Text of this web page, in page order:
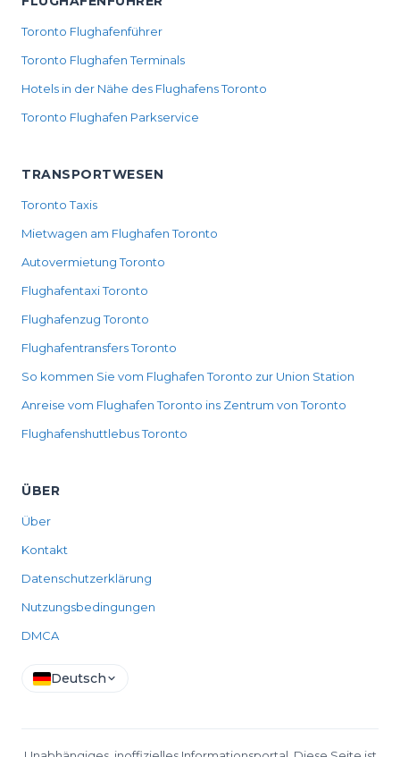
Toronto Flughafenführer
Toronto Flughafen Terminals
Hotels in der Nähe des Flughafens Toronto
Toronto Flughafen Parkservice
TRANSPORTWESEN
Toronto Taxis
Mietwagen am Flughafen Toronto
Autovermietung Toronto
Flughafentaxi Toronto
Flughafenzug Toronto
Flughafentransfers Toronto
So kommen Sie vom Flughafen Toronto zur Union Station
Anreise vom Flughafen Toronto ins Zentrum von Toronto
Flughafenshuttlebus Toronto
ÜBER
Über
Kontakt
Datenschutzerklärung
Nutzungsbedingungen
DMCA
Deutsch